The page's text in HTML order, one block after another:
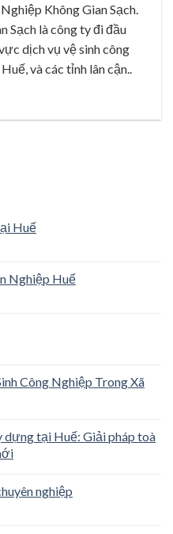
Không Gian Sạch.
Sạch là công ty đi đầu
dịch vụ vệ sinh công
và các tỉnh lân cận..
Huế
Nghiệp Huế
Công Nghiệp Trong Xã
dựng tại Huế: Giải pháp toà
nghiệp